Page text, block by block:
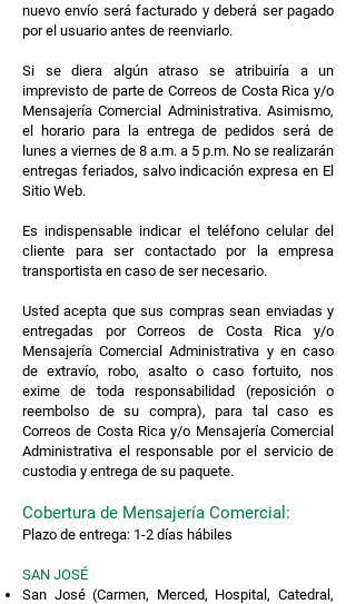
nuevo envío será facturado y deberá ser pagado
por el usuario antes de reenviarlo.
Si se diera algún atraso se atribuiría a un
imprevisto de parte de Correos de Costa Rica y/o
Mensajería Comercial Administrativa. Asimismo,
el horario para la entrega de pedidos será de
lunes a viernes de 8 a.m. a 5 p.m. No se realizarán
entregas feriados, salvo indicación expresa en El
Sitio Web.
Es indispensable indicar el teléfono celular del
cliente para ser contactado por la empresa
transportista en caso de ser necesario.
Usted acepta que sus compras sean enviadas y
entregadas por Correos de Costa Rica y/o
Mensajería Comercial Administrativa y en caso
de extravío, robo, asalto o caso fortuito, nos
exime de toda responsabilidad (reposición o
reembolso de su compra), para tal caso es
Correos de Costa Rica y/o Mensajería Comercial
Administrativa el responsable por el servicio de
custodia y entrega de su paquete.
Cobertura de Mensajería Comercial:
Plazo de entrega: 1-2 días hábiles
SAN JOSÉ
San José (Carmen, Merced, Hospital, Catedral,